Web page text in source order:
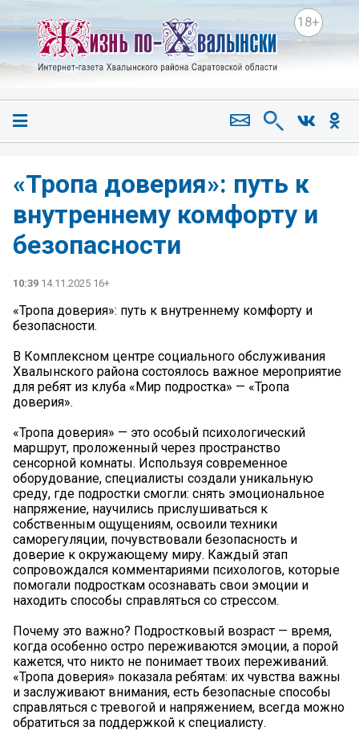
18+
«Тропа доверия»: путь к
внутреннему комфорту и
безопасности
10:39 14.11.2025 16+
«Тропа доверия»: путь к внутреннему комфорту и
безопасности.
В Комплексном центре социального обслуживания
Хвалынского района состоялось важное мероприятие
для ребят из клуба «Мир подростка» — «Тропа
доверия».
«Тропа доверия» — это особый психологический
маршрут, проложенный через пространство
сенсорной комнаты. Используя современное
оборудование, специалисты создали уникальную
среду, где подростки смогли: снять эмоциональное
напряжение, научились прислушиваться к
собственным ощущениям, освоили техники
саморегуляции, почувствовали безопасность и
доверие к окружающему миру. Каждый этап
сопровождался комментариями психологов, которые
помогали подросткам осознавать свои эмоции и
находить способы справляться со стрессом.
Почему это важно? Подростковый возраст — время,
когда особенно остро переживаются эмоции, а порой
кажется, что никто не понимает твоих переживаний.
«Тропа доверия» показала ребятам: их чувства важны
и заслуживают внимания, есть безопасные способы
справляться с тревогой и напряжением, всегда можно
обратиться за поддержкой к специалисту.